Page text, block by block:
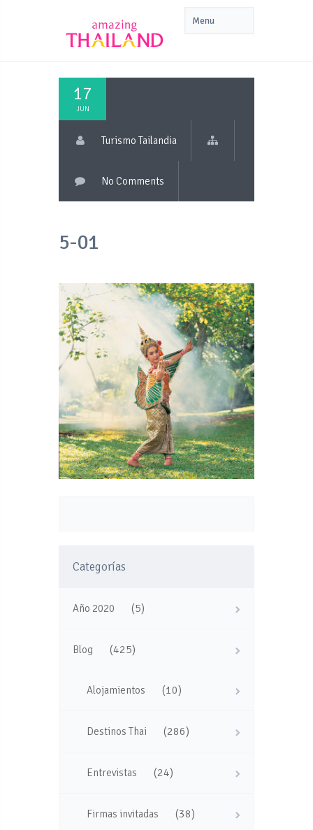
17
JUN
Turismo Tailandia
No Comments
5-01
Categorías
Año 2020 (5)
Blog (425)
Alojamientos (10)
Destinos Thai (286)
Entrevistas (24)
Firmas invitadas (38)